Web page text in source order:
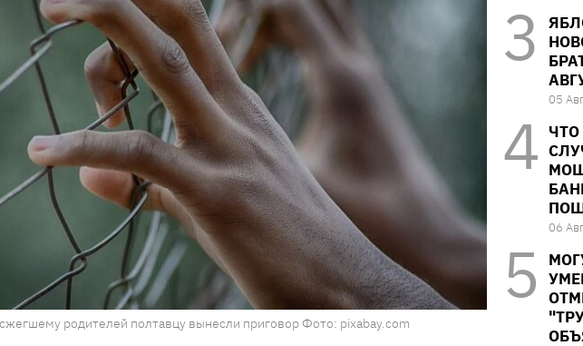
родителей полтавцу вынесли приговор Фото: pixabay.com
05
06